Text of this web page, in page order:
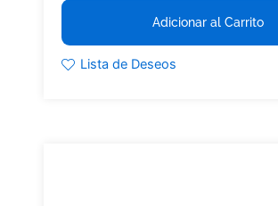
Adicionar al Carrito
Lista de Deseos